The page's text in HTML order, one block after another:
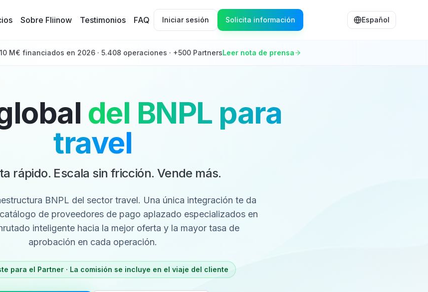
Sobre Fliinow Testimonios FAQ Iniciar sesión Solicita información Español
M€ financiados en 2026 · 5.408 operaciones · +500 PartnersLeer nota de prensa
del BNPL para
travel
rápido. Escala sin fricción. Vende más.
BNPL del sector travel. Una única integración te da
de proveedores de pago aplazado especializados en
inteligente hacia la mejor oferta y la mayor tasa de
aprobación en cada operación.
para el Partner · La comisión se incluye en el viaje del cliente